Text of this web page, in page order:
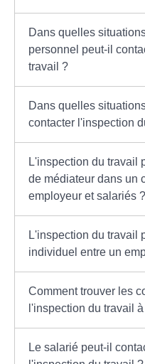
Dans quelles
personnel peut-il
travail ?
Dans quelles
contacter l'inspection
L'inspection du travail
de médiateur dans un
employeur et salariés ?
L'inspection du travail
individuel entre un
Comment trouver les
l'inspection du travail
Le salarié peut-il